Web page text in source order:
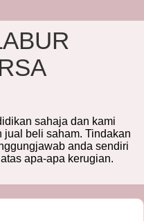
sahaja dan kami
jual beli saham. Tindakan
anda sendiri
apa-apa kerugian.